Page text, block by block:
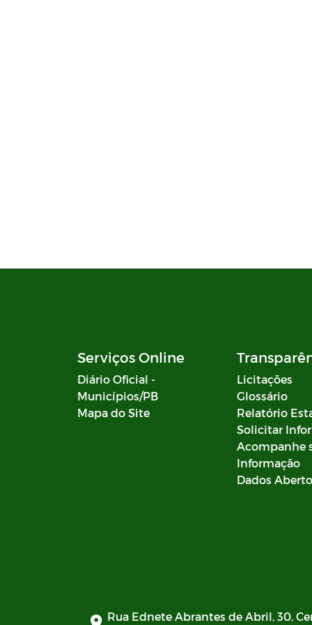
Serviços Online
Diário Oficial -
Municípios/PB
Mapa do Site
Licitações
Glossário
Relatório
Solicitar
Acompanhe
Informação
Dados
Rua Ednete Abrantes de Abril, 30,